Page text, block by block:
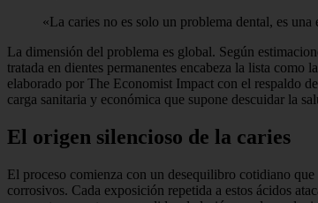
«La caries no es solo un problema dental, es
La dimensión del problema es global. Según
tratada en dientes permanentes encabeza la lista
elaborado por The Economist Impact con el respaldo
carga sanitaria y económica que supone descuidar la
El origen silencioso de la caries
El proceso comienza con un desequilibro cotidiano
corrosivos. Cada exposición repetida a estos ácidos